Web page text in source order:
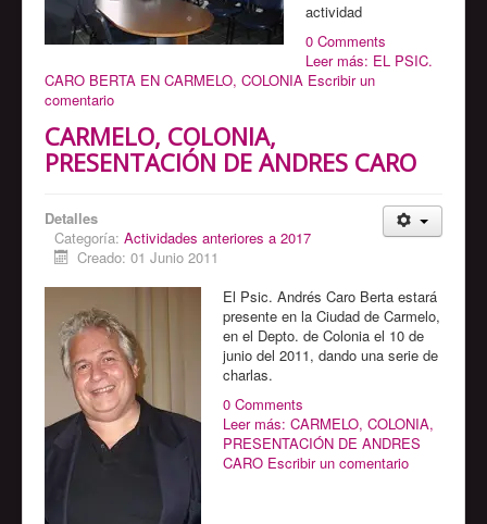
actividad
0 Comments
Leer más: EL PSIC.
CARO BERTA EN CARMELO, COLONIA Escribir un
comentario
CARMELO, COLONIA,
PRESENTACIÓN DE ANDRES CARO
Detalles
Categoría: Actividades anteriores a 2017
Creado: 01 Junio 2011
El Psic. Andrés Caro Berta estará
presente en la Ciudad de Carmelo,
en el Depto. de Colonia el 10 de
junio del 2011, dando una serie de
charlas.
0 Comments
Leer más: CARMELO, COLONIA,
PRESENTACIÓN DE ANDRES
CARO Escribir un comentario